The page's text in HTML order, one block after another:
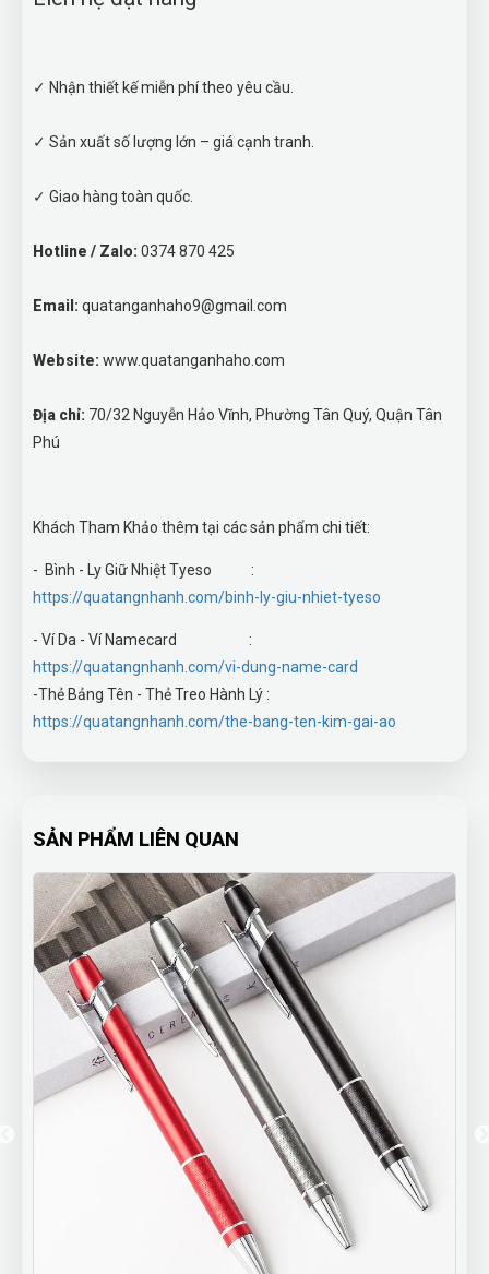
✓ Nhận thiết kế miễn phí theo yêu cầu.
✓ Sản xuất số lượng lớn – giá cạnh tranh.
✓ Giao hàng toàn quốc.
Hotline / Zalo: 0374 870 425
Email: quatanganhaho9@gmail.com
Website: www.quatanganhaho.com
Địa chỉ: 70/32 Nguyễn Hảo Vĩnh, Phường Tân Quý, Quận Tân
Phú
Khách Tham Khảo thêm tại các sản phẩm chi tiết:
- Bình - Ly Giữ Nhiệt Tyeso :
https://quatangnhanh.com/binh-ly-giu-nhiet-tyeso
- Ví Da - Ví Namecard :
https://quatangnhanh.com/vi-dung-name-card
-Thẻ Bảng Tên - Thẻ Treo Hành Lý :
https://quatangnhanh.com/the-bang-ten-kim-gai-ao
SẢN PHẨM LIÊN QUAN